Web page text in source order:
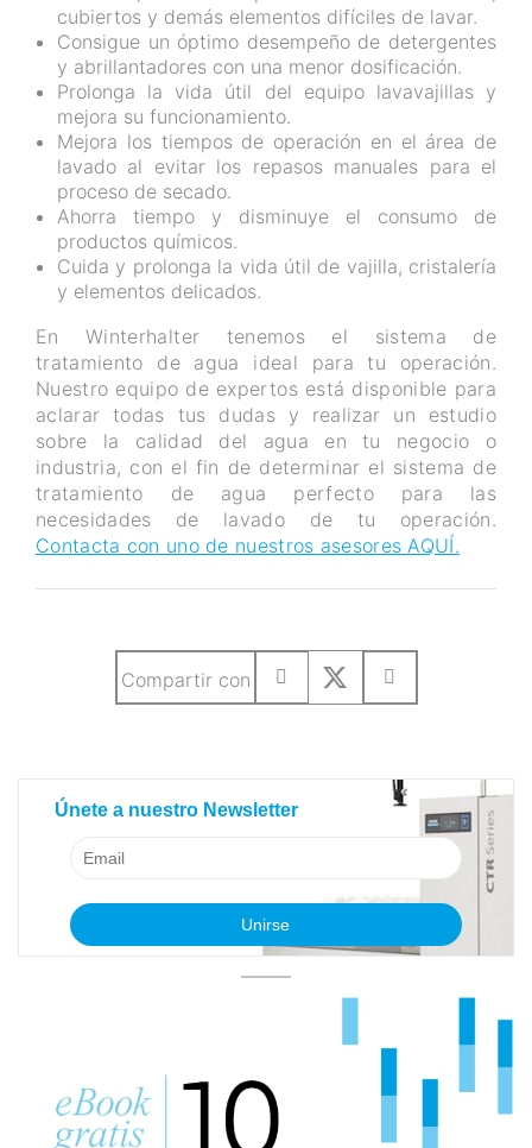
cubiertos y demás elementos difíciles de lavar.
Consigue un óptimo desempeño de detergentes
y abrillantadores con una menor dosificación.
Prolonga la vida útil del equipo lavavajillas y
mejora su funcionamiento.
Mejora los tiempos de operación en el área de
lavado al evitar los repasos manuales para el
proceso de secado.
Ahorra tiempo y disminuye el consumo de
productos químicos.
Cuida y prolonga la vida útil de vajilla, cristalería
y elementos delicados.
En Winterhalter tenemos el sistema de
tratamiento de agua ideal para tu operación.
Nuestro equipo de expertos está disponible para
aclarar todas tus dudas y realizar un estudio
sobre la calidad del agua en tu negocio o
industria, con el fin de determinar el sistema de
tratamiento de agua perfecto para las
necesidades de lavado de tu operación.
Contacta con uno de nuestros asesores AQUÍ.
Compartir con
Únete a nuestro Newsletter